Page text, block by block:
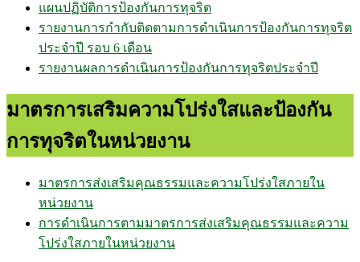
แผนปฏิบัติการป้องกันการทุจริต
รายงานการกำกับติดตามการดำเนินการป้องกันการทุจริต
ประจำปี รอบ 6 เดือน
รายงานผลการดำเนินการป้องกันการทุจริตประจำปี
มาตรการเสริมความโปร่งใสและป้องกัน
การทุจริตในหน่วยงาน
มาตรการส่งเสริมคุณธรรมและความโปร่งใสภายใน
หน่วยงาน
การดำเนินการตามมาตรการส่งเสริมคุณธรรมและความ
โปร่งใสภายในหน่วยงาน